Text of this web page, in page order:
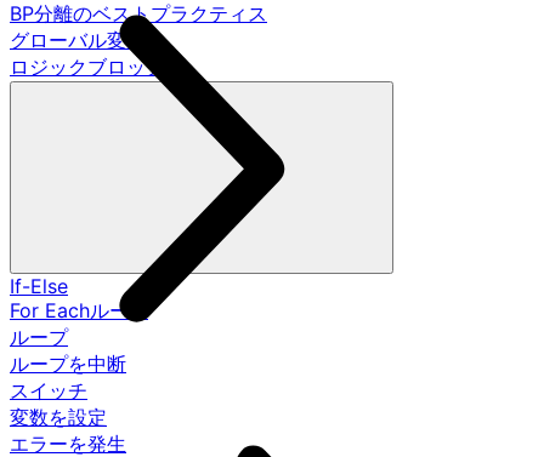
BP分離のベストプラクティス
グローバル変数
ロジックブロック
If-Else
For Eachループ
ループ
ループを中断
スイッチ
変数を設定
エラーを発生